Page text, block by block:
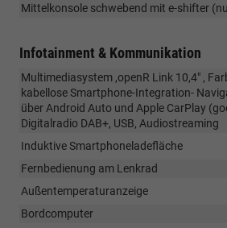
Mittelkonsole schwebend mit e-shifter
Infotainment & Kommunikation
Multimediasystem ,openR Link 10,4" ,
kabellose Smartphone-Integration-
über Android Auto und Apple CarPlay
Digitalradio DAB+, USB, Audiostreaming
Induktive Smartphoneladefläche
Fernbedienung am Lenkrad
Außentemperaturanzeige
Bordcomputer